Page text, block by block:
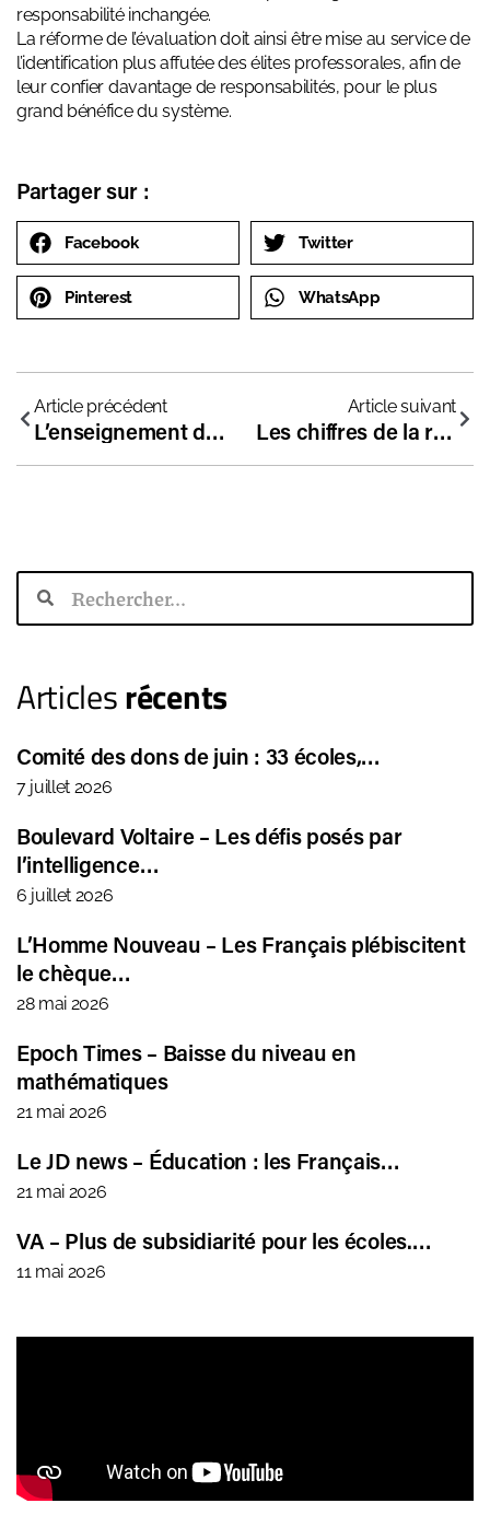
responsabilité inchangée.
La réforme de l’évaluation doit ainsi être mise au service de
l’identification plus affutée des élites professorales, afin de
leur confier davantage de responsabilités, pour le plus
grand bénéfice du système.
Partager sur :
Facebook Twitter
Pinterest WhatsApp
Article précédent
L’enseignement des langues étrangères à l’école et quelques arrière-pensées
Article suivant
Les chiffres de la rentrée 2016 : 93 nouveaux établissements !
Articlesrécents
Comité des dons de juin : 33 écoles,…
7 juillet 2026
Boulevard Voltaire – Les défis posés par
l’intelligence…
6 juillet 2026
L’Homme Nouveau – Les Français plébiscitent
le chèque…
28 mai 2026
Epoch Times – Baisse du niveau en
mathématiques
21 mai 2026
Le JD news – Éducation : les Français…
21 mai 2026
VA – Plus de subsidiarité pour les écoles.…
11 mai 2026